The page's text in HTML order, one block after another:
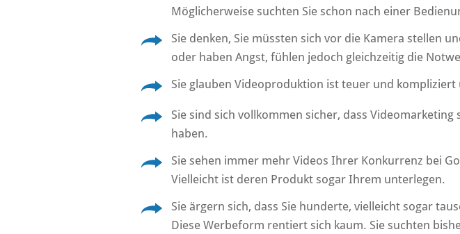
Möglicherweise suchten Sie schon nach einer
Sie denken, Sie müssten sich vor die Kamera stellen
oder haben Angst, fühlen jedoch gleichzeitig die
Sie glauben Videoproduktion ist teuer und kompliziert
Sie sind sich vollkommen sicher, dass
haben.
Sie sehen immer mehr Videos Ihrer Konkurrenz bei
Vielleicht ist deren Produkt sogar Ihrem unterlegen.
Sie ärgern sich, dass Sie hunderte, vielleicht sogar
Diese Werbeform rentiert sich kaum. Sie suchten